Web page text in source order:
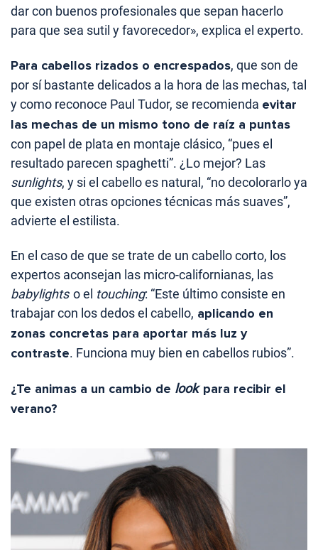
dar con buenos profesionales que sepan hacerlo
para que sea sutil y favorecedor», explica el experto.
Para cabellos rizados o encrespados, que son de
por sí bastante delicados a la hora de las mechas, tal
y como reconoce Paul Tudor, se recomienda evitar
las mechas de un mismo tono de raíz a puntas
con papel de plata en montaje clásico, “pues el
resultado parecen spaghetti”. ¿Lo mejor? Las
sunlights, y si el cabello es natural, “no decolorarlo ya
que existen otras opciones técnicas más suaves”,
advierte el estilista.
En el caso de que se trate de un cabello corto, los
expertos aconsejan las micro-californianas, las
babylights o el touching: “Este último consiste en
trabajar con los dedos el cabello, aplicando en
zonas concretas para aportar más luz y
contraste. Funciona muy bien en cabellos rubios”.
¿Te animas a un cambio de lookpara recibir el
verano?